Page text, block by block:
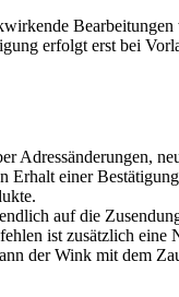
erfolgt erst bei
Adressänderungen,
Erhalt einer
auf die
ist zusätzlich eine
der Wink mit dem